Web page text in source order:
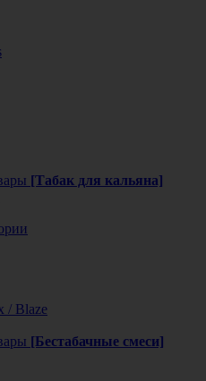
[Табак для кальяна]
/ Blaze
[Бестабачные смеси]